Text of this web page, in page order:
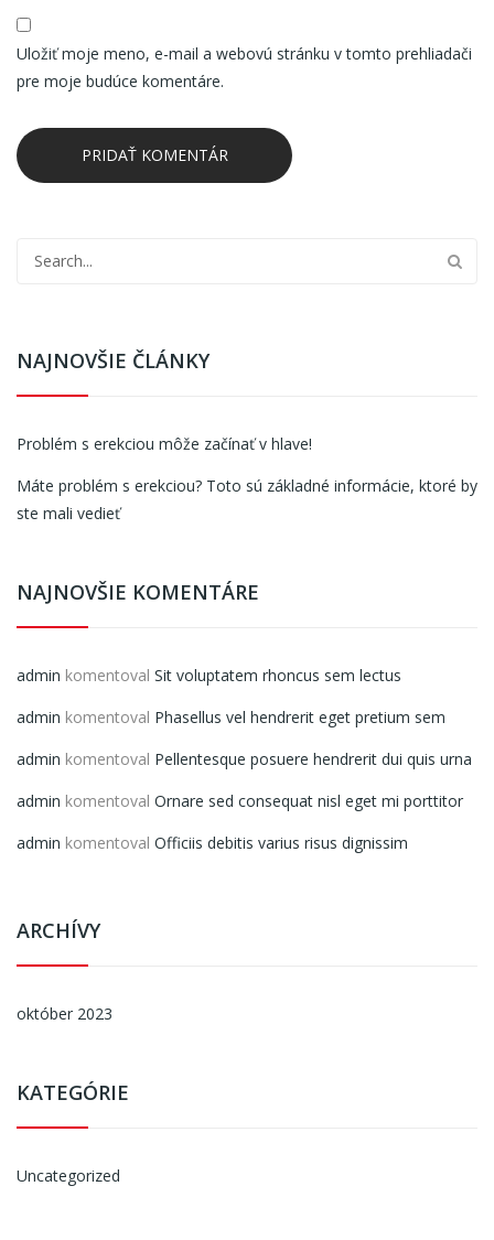
Uložiť moje meno, e-mail a webovú stránku v tomto prehliadači
pre moje budúce komentáre.
NAJNOVŠIE ČLÁNKY
Problém s erekciou môže začínať v hlave!
Máte problém s erekciou? Toto sú základné informácie, ktoré by
ste mali vedieť
NAJNOVŠIE KOMENTÁRE
admin komentoval Sit voluptatem rhoncus sem lectus
admin komentoval Phasellus vel hendrerit eget pretium sem
admin komentoval Pellentesque posuere hendrerit dui quis urna
admin komentoval Ornare sed consequat nisl eget mi porttitor
admin komentoval Officiis debitis varius risus dignissim
ARCHÍVY
október 2023
KATEGÓRIE
Uncategorized